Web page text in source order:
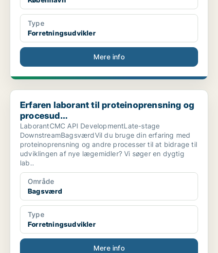
Type
Forretningsudvikler
Mere info
Erfaren laborant til proteinoprensning og procesud...
Erfaren laborant til proteinoprensning og
procesud...
LaborantCMC API DevelopmentLate-stage
DownstreamBagsværdVil du bruge din erfaring med
proteinoprensning og andre processer til at bidrage til
udviklingen af nye lægemidler? Vi søger en dygtig
lab..
Område
Bagsværd
Type
Forretningsudvikler
Mere info